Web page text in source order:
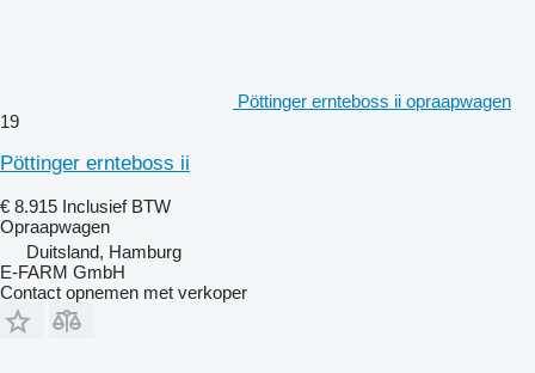
Pöttinger ernteboss ii opraapwagen
19
Pöttinger ernteboss ii
€ 8.915 Inclusief BTW
Opraapwagen
Duitsland, Hamburg
E-FARM GmbH
Contact opnemen met verkoper